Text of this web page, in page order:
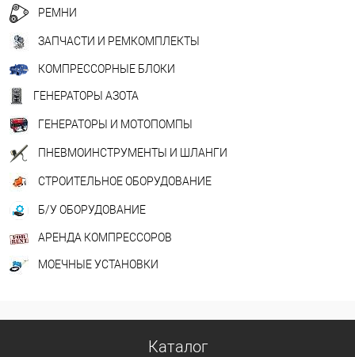
РЕМНИ
ЗАПЧАСТИ И РЕМКОМПЛЕКТЫ
КОМПРЕССОРНЫЕ БЛОКИ
ГЕНЕРАТОРЫ АЗОТА
ГЕНЕРАТОРЫ И МОТОПОМПЫ
ПНЕВМОИНСТРУМЕНТЫ И ШЛАНГИ
СТРОИТЕЛЬНОЕ ОБОРУДОВАНИЕ
Б/У ОБОРУДОВАНИЕ
АРЕНДА КОМПРЕССОРОВ
МОЕЧНЫЕ УСТАНОВКИ
Каталог